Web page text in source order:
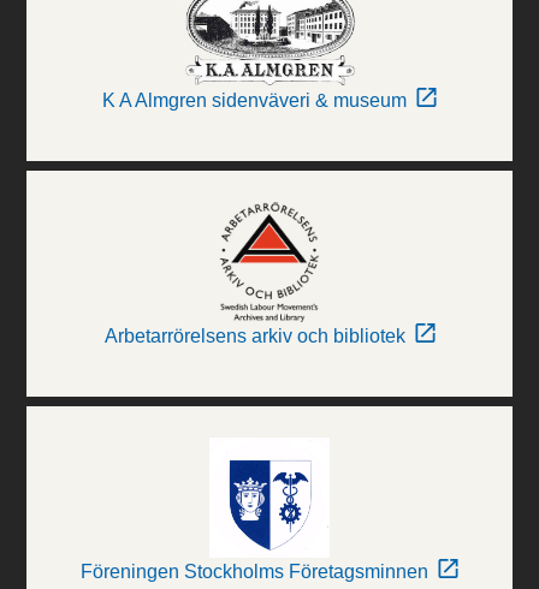
K A Almgren sidenväveri & museum
Arbetarrörelsens arkiv och bibliotek
Föreningen Stockholms Företagsminnen